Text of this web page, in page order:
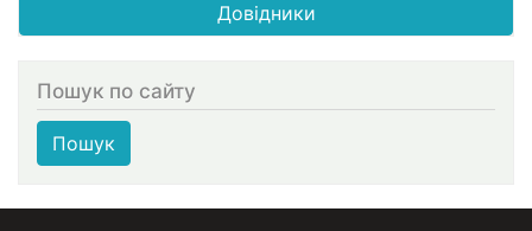
Довідники
Пошук по сайту
Пошук